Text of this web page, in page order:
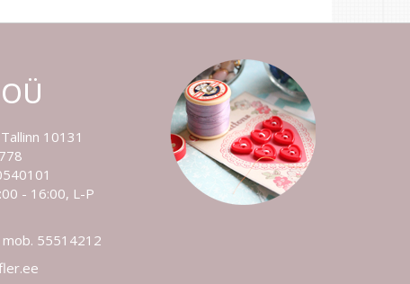
10131
- 16:00, L-P
55514212